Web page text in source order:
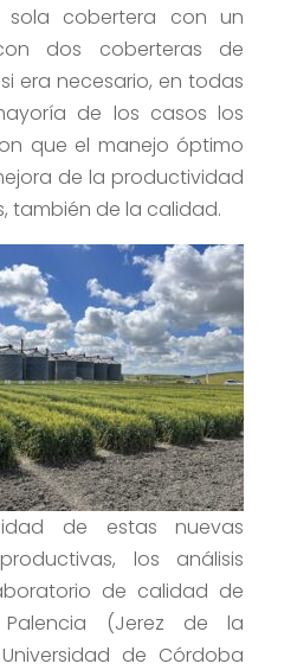
cobertera con un
dos coberteras de
era necesario, en todas
de los casos los
que el manejo óptimo
de la productividad
también de la calidad.
de estas nuevas
los análisis
de calidad de
Palencia (Jerez de la
de Córdoba